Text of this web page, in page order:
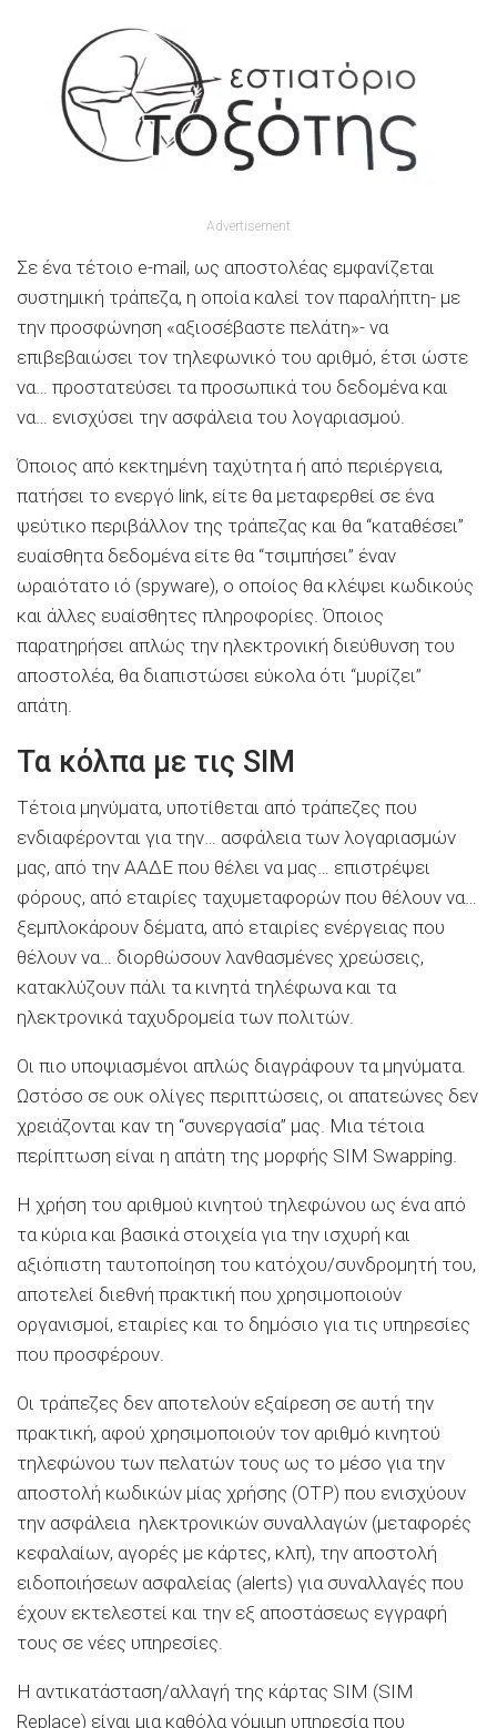
Advertisement
Σε ένα τέτοιο e-mail, ως αποστολέας εμφανίζεται
συστημική τράπεζα, η οποία καλεί τον παραλήπτη- με
την προσφώνηση «αξιοσέβαστε πελάτη»- να
επιβεβαιώσει τον τηλεφωνικό του αριθμό, έτσι ώστε
να… προστατεύσει τα προσωπικά του δεδομένα και
να… ενισχύσει την ασφάλεια του λογαριασμού.
Όποιος από κεκτημένη ταχύτητα ή από περιέργεια,
πατήσει το ενεργό link, είτε θα μεταφερθεί σε ένα
ψεύτικο περιβάλλον της τράπεζας και θα “καταθέσει”
ευαίσθητα δεδομένα είτε θα “τσιμπήσει” έναν
ωραιότατο ιό (spyware), ο οποίος θα κλέψει κωδικούς
και άλλες ευαίσθητες πληροφορίες. Όποιος
παρατηρήσει απλώς την ηλεκτρονική διεύθυνση του
αποστολέα, θα διαπιστώσει εύκολα ότι “μυρίζει”
απάτη.
Τα κόλπα με τις SIM
Τέτοια μηνύματα, υποτίθεται από τράπεζες που
ενδιαφέρονται για την… ασφάλεια των λογαριασμών
μας, από την ΑΑΔΕ που θέλει να μας… επιστρέψει
φόρους, από εταιρίες ταχυμεταφορών που θέλουν να…
ξεμπλοκάρουν δέματα, από εταιρίες ενέργειας που
θέλουν να… διορθώσουν λανθασμένες χρεώσεις,
κατακλύζουν πάλι τα κινητά τηλέφωνα και τα
ηλεκτρονικά ταχυδρομεία των πολιτών.
Οι πιο υποψιασμένοι απλώς διαγράφουν τα μηνύματα.
Ωστόσο σε ουκ ολίγες περιπτώσεις, οι απατεώνες δεν
χρειάζονται καν τη “συνεργασία” μας. Μια τέτοια
περίπτωση είναι η απάτη της μορφής SIM Swapping.
Η χρήση του αριθμού κινητού τηλεφώνου ως ένα από
τα κύρια και βασικά στοιχεία για την ισχυρή και
αξιόπιστη ταυτοποίηση του κατόχου/συνδρομητή του,
αποτελεί διεθνή πρακτική που χρησιμοποιούν
οργανισμοί, εταιρίες και το δημόσιο για τις υπηρεσίες
που προσφέρουν.
Οι τράπεζες δεν αποτελούν εξαίρεση σε αυτή την
πρακτική, αφού χρησιμοποιούν τον αριθμό κινητού
τηλεφώνου των πελατών τους ως το μέσο για την
αποστολή κωδικών μίας χρήσης (OTP) που ενισχύουν
την ασφάλεια ηλεκτρονικών συναλλαγών (μεταφορές
κεφαλαίων, αγορές με κάρτες, κλπ), την αποστολή
ειδοποιήσεων ασφαλείας (alerts) για συναλλαγές που
έχουν εκτελεστεί και την εξ αποστάσεως εγγραφή
τους σε νέες υπηρεσίες.
Η αντικατάσταση/αλλαγή της κάρτας SIM (SIM
Replace) είναι μια καθόλα νόμιμη υπηρεσία που